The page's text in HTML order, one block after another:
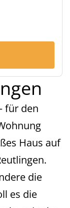
für den
Haus auf
die
es die